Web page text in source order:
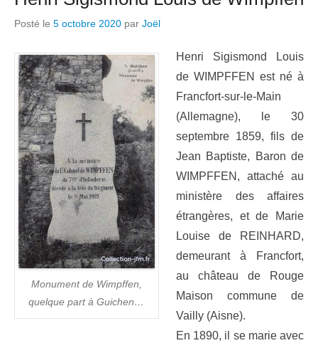
Posté le 5 octobre 2020 par Joël
Monument de Wimpffen,
quelque part à Guichen…
Henri Sigismond Louis
de WIMPFFEN est né à
Francfort-sur-le-Main
(Allemagne), le 30
septembre 1859, fils de
Jean Baptiste, Baron de
WIMPFFEN, attaché au
ministère des affaires
étrangères, et de Marie
Louise de REINHARD,
demeurant à Francfort,
au château de Rouge
Maison commune de
Vailly (Aisne).
En 1890, il se marie avec